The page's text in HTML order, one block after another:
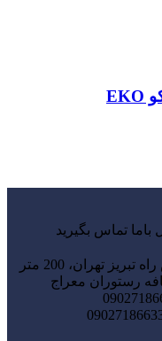
تماس بگیرید
نرسیده به پلیس راه تبریز تهران، 200 متر
رستوران معراج